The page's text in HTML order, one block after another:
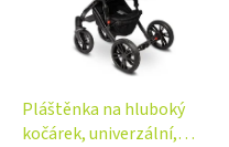
Pláštěnka na hluboký
kočárek, univerzální,